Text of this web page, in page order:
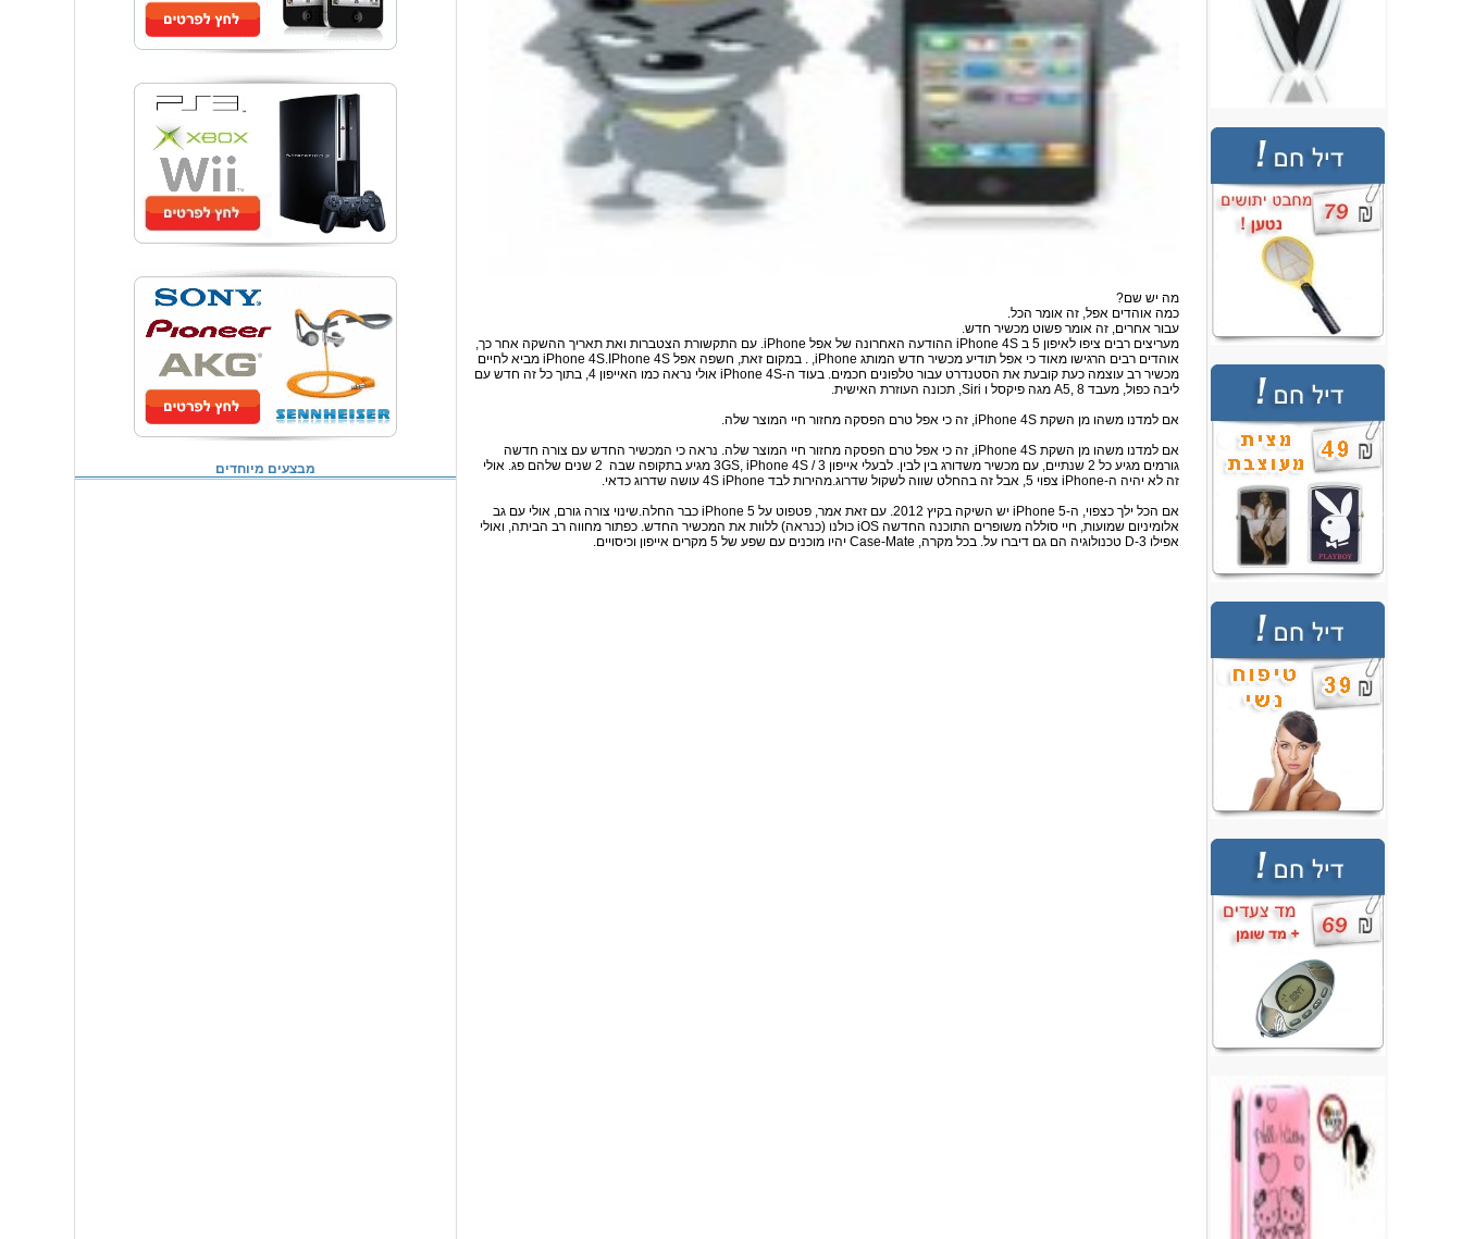
מבצעים מיוחדים
מה יש שם?
כמה אוהדים אפל, זה אומר הכל.
עבור אחרים, זה אומר פשוט מכשיר חדש.
מעריצים רבים ציפו לאיפון 5 ב iPhone 4S ההודעה האחרונה של אפל iPhone
. עם התקשורת הצטברות ואת תאריך ההשקה אחר כך,
אוהדים רבים הרגישו מאוד כי אפל תודיע מכשיר חדש המותג iPhone
, . במקום זאת, חשפה אפל iPhone 4S.IPhone 4S מביא לחיים
מכשיר רב עוצמה כעת קובעת את הסטנדרט עבור טלפונים חכמים. בעוד ה-iPhone4S אולי נראה כמו האייפון 4, בתוך כל זה חדש עם
ליבה כפול, מעבד A5, 8 מגה פיקסל ו Siri
, תכונה העוזרת האישית.
אם למדנו משהו מן השקת iPhone 4S , זה כי אפל טרם הפסקה מחזור חיי המוצר שלה.
אם למדנו משהו מן השקת iPhone 4S , זה כי אפל טרם הפסקה מחזור חיי המוצר שלה. נראה כי המכשיר החדש עם צורה חדשה
גורמים מגיע כל 2 שנתיים , עם מכשיר משדורג בין לבין. לבעלי אייפון 3 /
3GS, iPhone 4S מגיע בתקופה שבה 2 שנים שלהם פג. אולי
זה לא יהיה ה-iPhone צפוי 5, אבל זה בהחלט שווה לשקול שדרוג.מהירות לבד 4S iPhone עושה שדרוג כדאי.
אם הכל ילך כצפוי, ה-iPhone5 יש השיקה בקיץ 2012
. עם זאת אמר, פטפוט על iPhone 5 כבר החלה.שינוי צורה גורם, אולי עם גב
אלומיניום שמועות, חיי סוללה משופרים התוכנה החדשה iOS כולנו (כנראה) ללוות את המכשיר החדש. כפתור מחווה רב הביתה, ואולי
אפילו 3-D טכנולוגיה הם גם דיברו על. בכל מקרה, Case-Mate יהיו מוכנים עם שפע של 5 מקרים אייפון וכיסויים.